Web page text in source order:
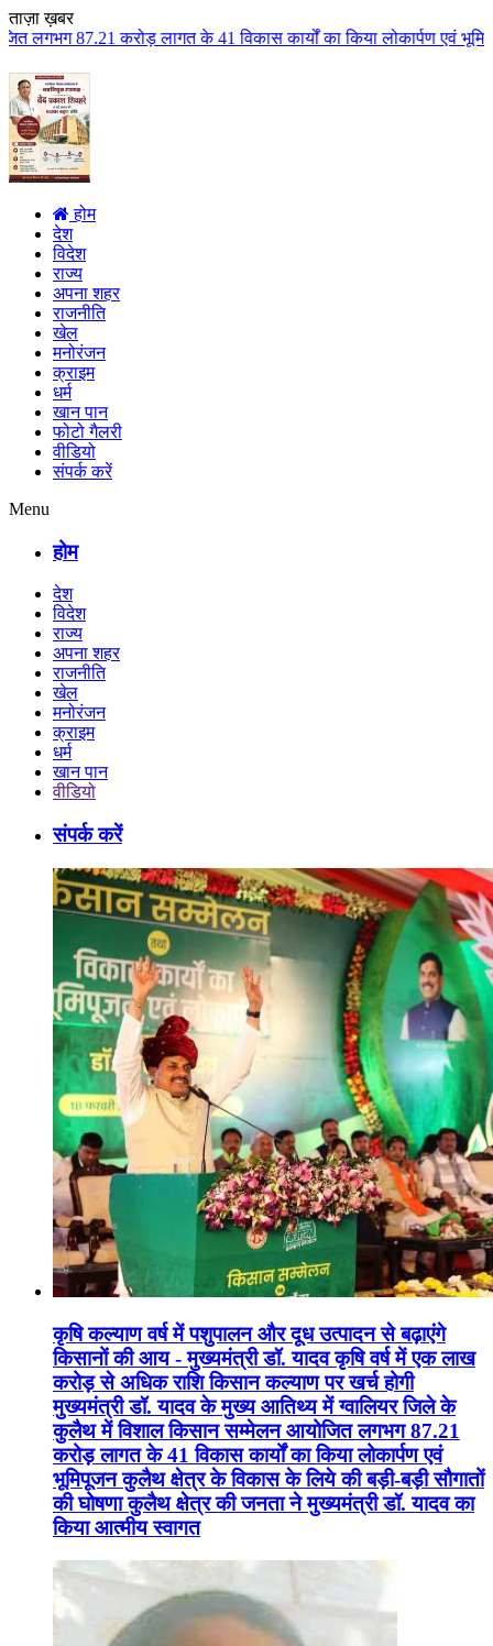
ताज़ा ख़बर
के 41 विकास कार्यों का किया लोकार्पण एवं भूमिपूजन कुलैथ क्षेत्र के
होम
देश
विदेश
राज्य
अपना शहर
राजनीति
खेल
मनोरंजन
क्राइम
धर्म
खान पान
फोटो गैलरी
वीडियो
संपर्क करें
Menu
होम
देश
विदेश
राज्य
अपना शहर
राजनीति
खेल
मनोरंजन
क्राइम
धर्म
खान पान
वीडियो
संपर्क करें
कृषि कल्याण वर्ष में पशुपालन और दूध उत्पादन से बढ़ाएंगे
किसानों की आय - मुख्यमंत्री डॉ. यादव कृषि वर्ष में एक लाख
करोड़ से अधिक राशि किसान कल्याण पर खर्च होगी
मुख्यमंत्री डॉ. यादव के मुख्य आतिथ्य में ग्वालियर जिले के
कुलैथ में विशाल किसान सम्मेलन आयोजित लगभग 87.21
करोड़ लागत के 41 विकास कार्यों का किया लोकार्पण एवं
भूमिपूजन कुलैथ क्षेत्र के विकास के लिये की बड़ी-बड़ी सौगातों
की घोषणा कुलैथ क्षेत्र की जनता ने मुख्यमंत्री डॉ. यादव का
किया आत्मीय स्वागत